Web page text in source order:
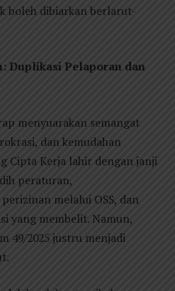
boleh dibiarkan berlarut-
Duplikasi Pelaporan dan
menyuarakan semangat
dan kemudahan
Cipta Kerja lahir dengan janji
peraturan,
melalui OSS, dan
yang membelit. Namun,
49/2025 justru menjadi